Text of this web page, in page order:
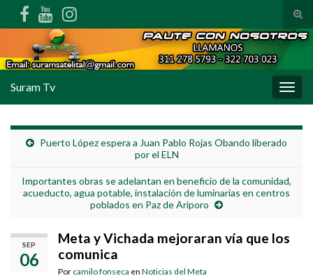
Suram Tv
Puerto López espera a Juan Pablo Rojas Obando liberado
por el ELN
Importantes obras se adelantan en beneficio de la comunidad,
acueducto, agua potable, instalación de luminarias en centros
poblados en Paz de Ariporo
SEP
06
Meta y Vichada mejoraran vía que los
comunica
Por camilo fonseca en Noticias del Meta